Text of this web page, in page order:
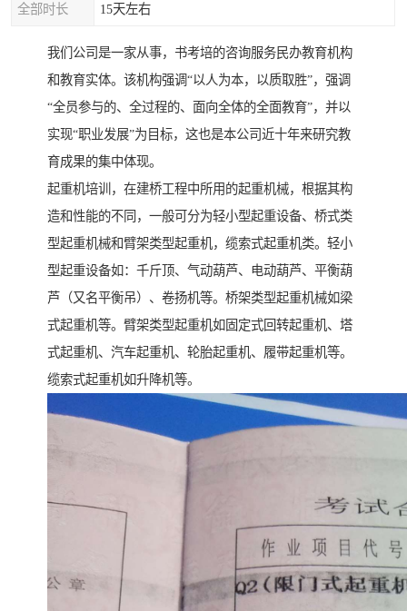
全部时长 15天左右
我们公司是一家从事，书考培的咨询服务民办教育机构
和教育实体。该机构强调“以人为本，以质取胜”，强调
“全员参与的、全过程的、面向全体的全面教育”，并以
实现“职业发展”为目标，这也是本公司近十年来研究教
育成果的集中体现。
起重机培训，在建桥工程中所用的起重机械，根据其构
造和性能的不同，一般可分为轻小型起重设备、桥式类
型起重机械和臂架类型起重机，缆索式起重机类。轻小
型起重设备如：千斤顶、气动葫芦、电动葫芦、平衡葫
芦（又名平衡吊）、卷扬机等。桥架类型起重机械如梁
式起重机等。臂架类型起重机如固定式回转起重机、塔
式起重机、汽车起重机、轮胎起重机、履带起重机等。
缆索式起重机如升降机等。